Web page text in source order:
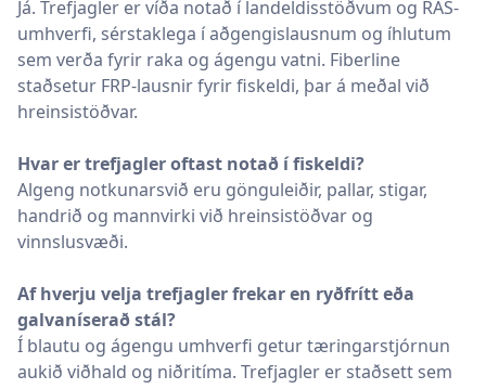
Já. Trefjagler er víða notað í landeldisstöðvum og RAS-
umhverfi, sérstaklega í aðgengislausnum og íhlutum
sem verða fyrir raka og ágengu vatni. Fiberline
staðsetur FRP-lausnir fyrir fiskeldi, þar á meðal við
hreinsistöðvar.
Hvar er trefjagler oftast notað í fiskeldi?
Algeng notkunarsvið eru gönguleiðir, pallar, stigar,
handrið og mannvirki við hreinsistöðvar og
vinnslusvæði.
Af hverju velja trefjagler frekar en ryðfrítt eða
galvaníserað stál?
Í blautu og ágengu umhverfi getur tæringarstjórnun
aukið viðhald og niðritíma. Trefjagler er staðsett sem